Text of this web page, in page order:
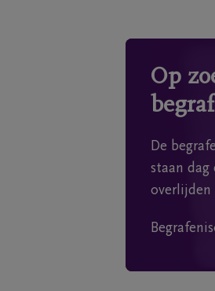
Op
De
staan dag
overlijden